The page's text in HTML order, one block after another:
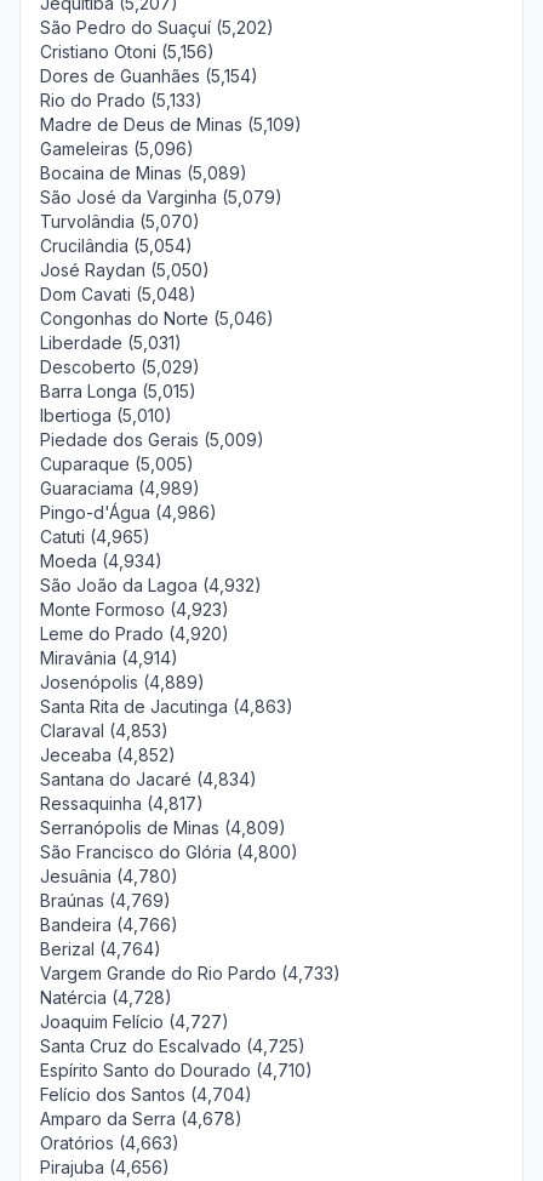
São Pedro do Suaçuí (5,202)
Cristiano Otoni (5,156)
Dores de Guanhães (5,154)
Rio do Prado (5,133)
Madre de Deus de Minas (5,109)
Gameleiras (5,096)
Bocaina de Minas (5,089)
São José da Varginha (5,079)
Turvolândia (5,070)
Crucilândia (5,054)
José Raydan (5,050)
Dom Cavati (5,048)
Congonhas do Norte (5,046)
Liberdade (5,031)
Descoberto (5,029)
Barra Longa (5,015)
Ibertioga (5,010)
Piedade dos Gerais (5,009)
Cuparaque (5,005)
Guaraciama (4,989)
Pingo-d'Água (4,986)
Catuti (4,965)
Moeda (4,934)
São João da Lagoa (4,932)
Monte Formoso (4,923)
Leme do Prado (4,920)
Miravânia (4,914)
Josenópolis (4,889)
Santa Rita de Jacutinga (4,863)
Claraval (4,853)
Jeceaba (4,852)
Santana do Jacaré (4,834)
Ressaquinha (4,817)
Serranópolis de Minas (4,809)
São Francisco do Glória (4,800)
Jesuânia (4,780)
Braúnas (4,769)
Bandeira (4,766)
Berizal (4,764)
Vargem Grande do Rio Pardo (4,733)
Natércia (4,728)
Joaquim Felício (4,727)
Santa Cruz do Escalvado (4,725)
Espírito Santo do Dourado (4,710)
Felício dos Santos (4,704)
Amparo da Serra (4,678)
Oratórios (4,663)
Pirajuba (4,656)